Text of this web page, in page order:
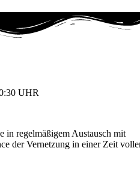
UHR​
in regelmäßigem Austausch mit
der Vernetzung in einer Zeit